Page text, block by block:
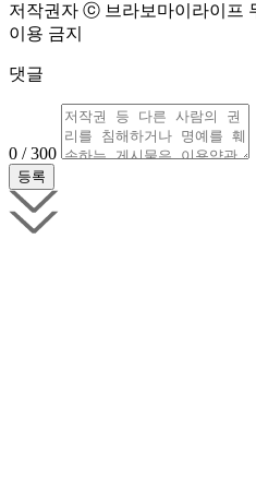
저작권자 ⓒ 브라보마이라이프
이용 금지
댓글
0 / 300